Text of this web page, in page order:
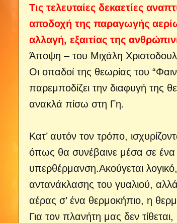
Τις τελευταίες δεκαετίες
αποδοχή της παραγωγής
αλλαγή, εξαιτίας της
Άποψη – του Μιχάλη
Οι οπαδοί της θεωρίας του
παρεμποδίζει την διαφυγή της
ανακλά πίσω στη Γη.
Κατ’ αυτόν τον τρόπο,
όπως θα συνέβαινε μέσα σε
υπερθέρμανση.Ακούγεται
αντανάκλασης του γυαλιού,
αέρας σ’ ένα θερμοκήπιο, η
Για τον πλανήτη μας δεν